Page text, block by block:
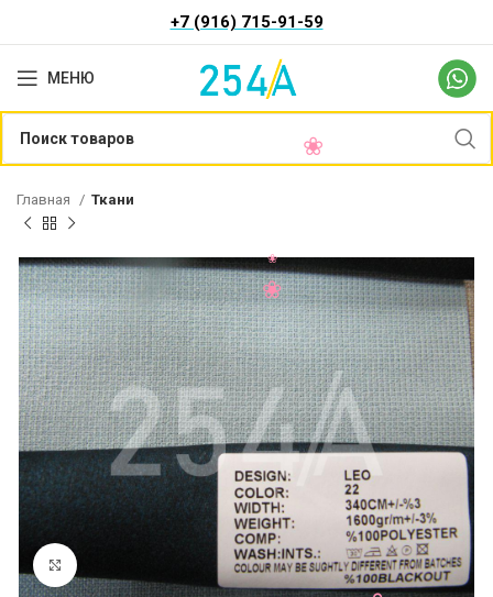
+7 (916) 715-91-59
МЕНЮ
Главная Ткани
Нажмите, чтобы увеличить